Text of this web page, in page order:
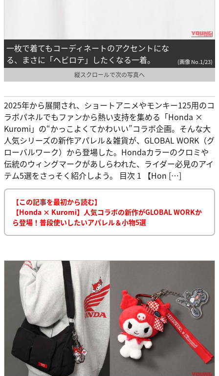
一枚で着てもコーディネートのアクセントにな
る、まさに「ヘビロテ」したくなる一着。
(画像 No.1/23)
縦スクロールで次の写真へ
2025年から展開され、ショートアニメやモンキー125用のコ
ラボパネルでもファンから熱い支持を集める「Honda ×
Kuromi」の“かっこよくてかわいい”コラボ企画。そんな大
人気シリーズの新作アパレル＆雑貨が、GLOBAL WORK（グ
ローバルワーク）から登場した。Hondaカラーのクロミや
伝統のウィングマークがあしらわれた、ライダー必見のアイ
テム5選をさっそく紹介しよう。 目次 1 【Hon […]
【この記事を最初から読む】
【Honda × Kuromi】人気コラボの新作がGLOBAL WORKか
ら登場！普段使いしたいアパレル＆小物5選